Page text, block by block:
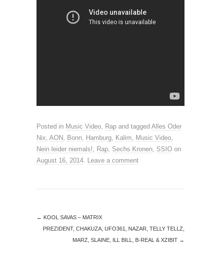
Posted in Music Video, Rap and tagged Alles Oder
Nix, AON, Bonn, Hamburg, Kalim, Music Video,
Nein leider niemals!, Rap, Sechs Kronen, SSIO on
August 16, 2014. Leave a comment
← KOOL SAVAS – MATRIX
PREZIDENT, CHAKUZA, UFO361, NAZAR, TELLY TELLZ,
MARZ, SLAINE, ILL BILL, B-REAL & XZIBIT →